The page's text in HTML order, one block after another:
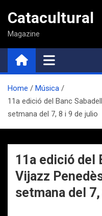
contenido
Catacultural
Magazine
Home
Música
11a edició del Banc
setmana del 7, 8 i 9 de julio
11a edició del
Vijazz
setmana del